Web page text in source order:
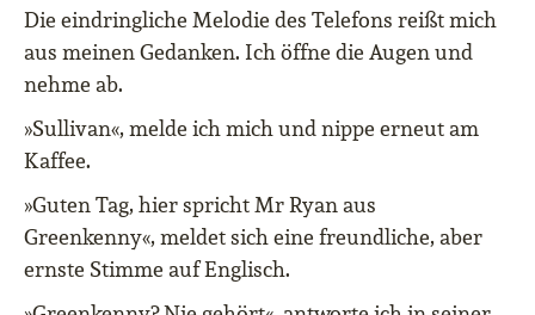
Die eindringliche Melodie des Telefons reißt mich
aus meinen Gedanken. Ich öffne die Augen und
nehme ab.
»Sullivan«, melde ich mich und nippe erneut am
Kaffee.
»Guten Tag, hier spricht Mr Ryan aus
Greenkenny«, meldet sich eine freundliche, aber
ernste Stimme auf Englisch.